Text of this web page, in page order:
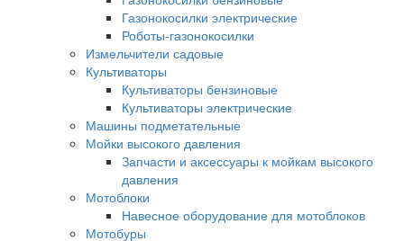
Газонокосилки электрические
Роботы-газонокосилки
Измельчители садовые
Культиваторы
Культиваторы бензиновые
Культиваторы электрические
Машины подметательные
Мойки высокого давления
Запчасти и аксессуары к мойкам высокого
давления
Мотоблоки
Навесное оборудование для мотоблоков
Мотобуры